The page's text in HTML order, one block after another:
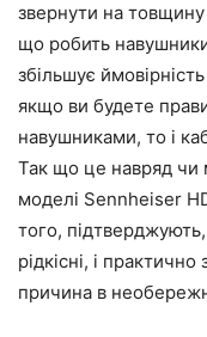
звернути на
що робить
збільшує
якщо ви будете
навушниками, то і
Так що це навряд чи
моделі Sennheiser
того,
рідкісні, і
причина в